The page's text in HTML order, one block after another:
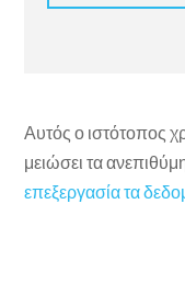
Αυτός ο ιστότοπος
μειώσει τα
επεξεργασία τα